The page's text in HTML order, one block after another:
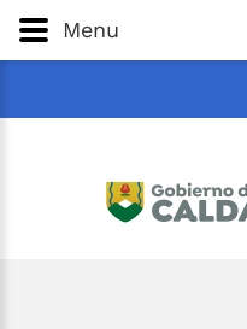
Gobernación
Menu